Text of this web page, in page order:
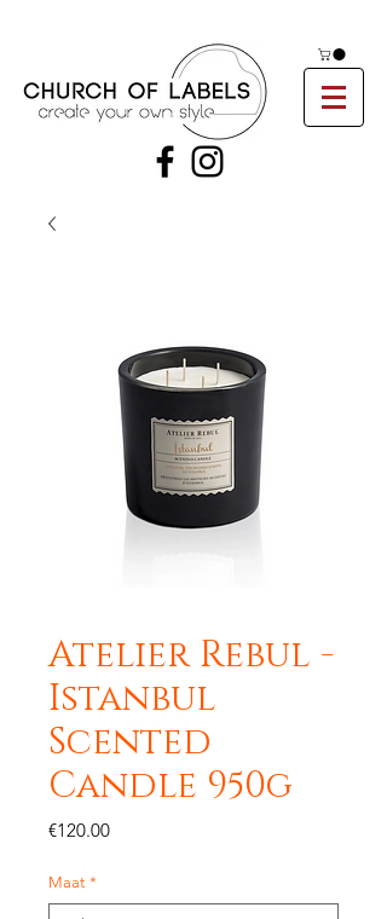
Atelier Rebul -
Istanbul
Scented
Candle 950g
€120.00Price
Maat *